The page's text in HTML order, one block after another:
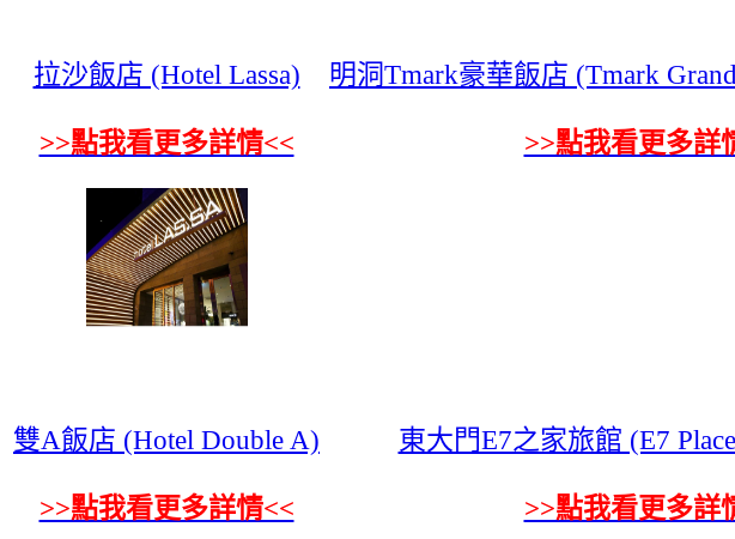
拉沙飯店 (Hotel Lassa)
>>點我看更多詳情<<
明洞Tmark豪華飯店 (Tmark
>>點我看更多詳
雙A飯店 (Hotel Double A)
>>點我看更多詳情<<
東大門E7之家旅館 (E7
>>點我看更多詳